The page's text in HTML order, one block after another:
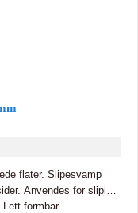
Anvendes for sliping
formbar.